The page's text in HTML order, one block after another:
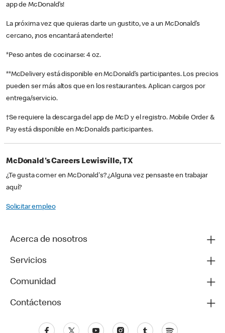
app de McDonald’s!
La próxima vez que quieras darte un gustito, ve a un McDonald’s
cercano, ¡nos encantará atenderte!
*Peso antes de cocinarse: 4 oz.
**McDelivery está disponible en McDonald’s participantes. Los precios
pueden ser más altos que en los restaurantes. Aplican cargos por
entrega/servicio.
†Se requiere la descarga del app de McD y el registro. Mobile Order &
Pay está disponible en McDonald’s participantes.
McDonald's Careers Lewisville, TX
¿Te gusta comer en McDonald's? ¿Alguna vez pensaste en trabajar
aquí?
Solicitar empleo
Acerca de nosotros
Servicios
Comunidad
Contáctenos